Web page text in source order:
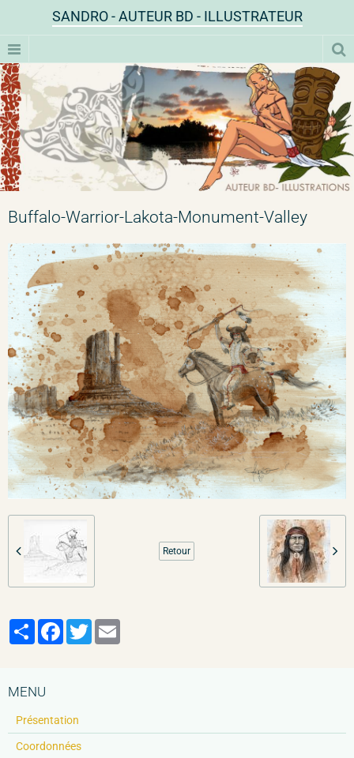
SANDRO - AUTEUR BD - ILLUSTRATEUR
Buffalo-Warrior-Lakota-Monument-Valley
Retour
PartagerFacebook
Twitter
MENU
Présentation
Coordonnées